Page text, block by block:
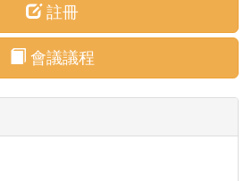
註冊
會議議程